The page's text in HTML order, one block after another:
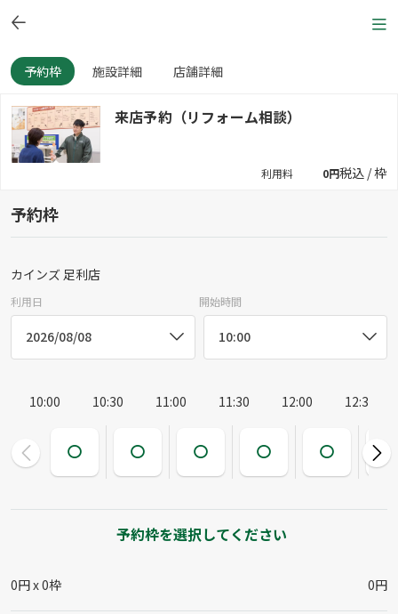
予約枠 施設詳細 店舗詳細
来店予約（リフォーム相談）
利用料 0円税込 / 枠
予約枠
カインズ 足利店
利用日
2026/08/08
開始時間
10:00
10:00 10:30 11:00 11:30 12:00 12:30
予約枠を選択してください
0円 x0枠 0円